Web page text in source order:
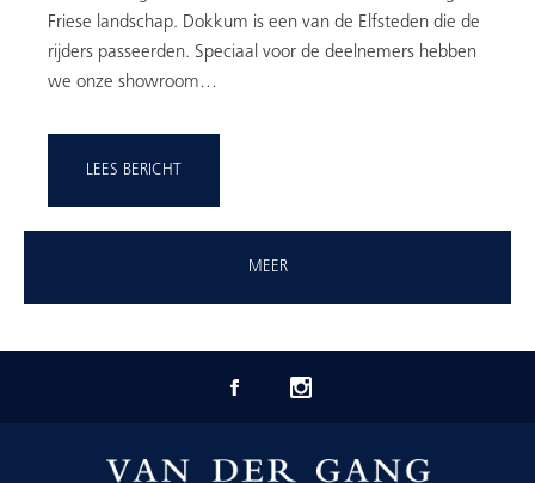
Friese landschap. Dokkum is een van de Elfsteden die de
rijders passeerden. Speciaal voor de deelnemers hebben
we onze showroom…
LEES BERICHT
MEER